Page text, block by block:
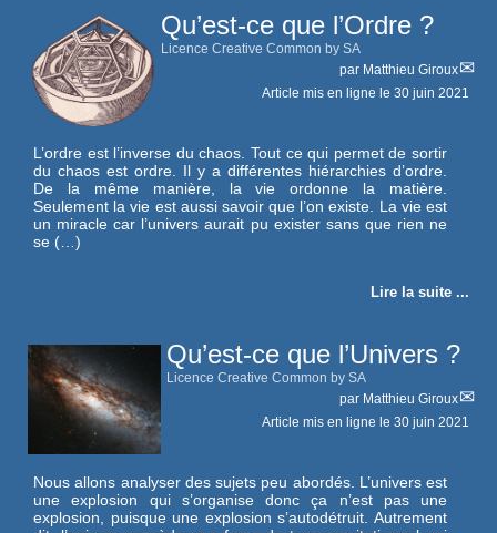
Qu’est-ce que l’Ordre ?
Licence Creative Common by SA
par Matthieu Giroux
Article mis en ligne le 30 juin 2021
L’ordre est l’inverse du chaos. Tout ce qui permet de sortir
du chaos est ordre. Il y a différentes hiérarchies d’ordre.
De la même manière, la vie ordonne la matière.
Seulement la vie est aussi savoir que l’on existe. La vie est
un miracle car l’univers aurait pu exister sans que rien ne
se (…)
Lire la suite ...
Qu’est-ce que l’Univers ?
Licence Creative Common by SA
par Matthieu Giroux
Article mis en ligne le 30 juin 2021
Nous allons analyser des sujets peu abordés. L’univers est
une explosion qui s’organise donc ça n’est pas une
explosion, puisque une explosion s’autodétruit. Autrement